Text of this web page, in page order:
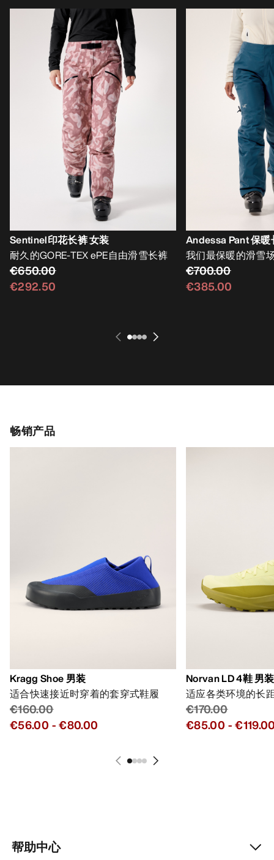
Sentinel印花长裤 女装
耐久的GORE-TEX ePE自由滑雪长裤
€650.00
€292.50
Andessa Pant 保暖
我们最保暖的滑雪
€700.00
€385.00
畅销产品
Kragg Shoe 男装
适合快速接近时穿着的套穿式鞋履
€160.00
€56.00 -€80.00
Norvan LD 4鞋 男装
适应各类环境的长
€170.00
€85.00 -
帮助中心